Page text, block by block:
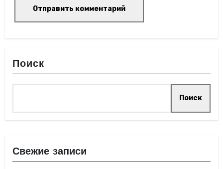
Поиск
Поиск
Свежие записи